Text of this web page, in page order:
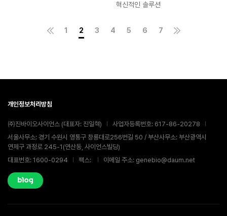
혁신적인 솔루션
1 2 3 4 5 6 7
개인정보처리방침
㈜진바이오사이언스 (대표자: 진일혁)
사업자등록번호: 617-86-20278
서울사무소: 경기 수원시 영통구 창룡대로256번길 50 / 부산사무소: 부산광역시
연제구 과정로 245-1(연산동, 사이언스빌딩)
대표번호: 1600-0294
팩스: 이메일 주소: genebio@daum.net